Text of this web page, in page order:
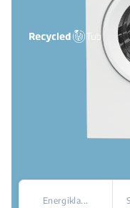
Energikla...